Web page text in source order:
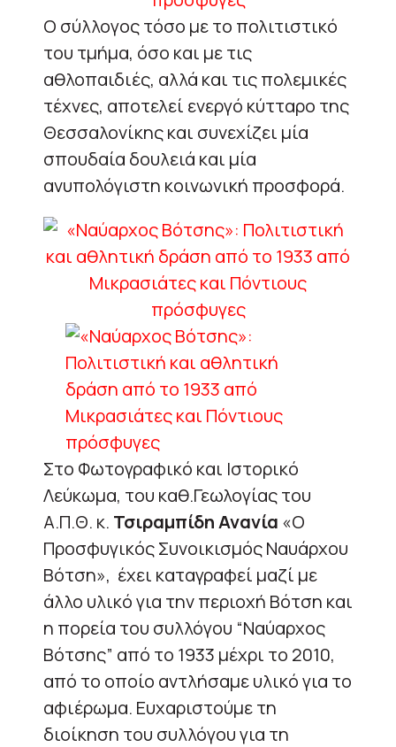
Ο σύλλογος τόσο με το πολιτιστικό
του τμήμα, όσο και με τις
αθλοπαιδιές, αλλά και τις πολεμικές
τέχνες, αποτελεί ενεργό κύτταρο της
Θεσσαλονίκης και συνεχίζει μία
σπουδαία δουλειά και μία
ανυπολόγιστη κοινωνική προσφορά.
Στο Φωτογραφικό και Ιστορικό
Λεύκωμα, του καθ.Γεωλογίας του
Α.Π.Θ. κ. Τσιραμπίδη Ανανία «Ο
Προσφυγικός Συνοικισμός Ναυάρχου
Βότση», έχει καταγραφεί μαζί με
άλλο υλικό για την περιοχή Βότση και
η πορεία του συλλόγου “Ναύαρχος
Βότσης” από το 1933 μέχρι το 2010,
από το οποίο αντλήσαμε υλικό για το
αφιέρωμα. Ευχαριστούμε τη
διοίκηση του συλλόγου για τη